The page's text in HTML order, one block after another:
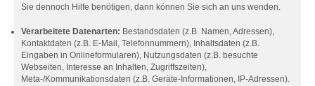
Sie dennoch Hilfe benötigen, dann können Sie sich an uns wenden.
Verarbeitete Datenarten: Bestandsdaten (z.B. Namen, Adressen),
Kontaktdaten (z.B. E-Mail, Telefonnummern), Inhaltsdaten (z.B.
Eingaben in Onlineformularen), Nutzungsdaten (z.B. besuchte
Webseiten, Interesse an Inhalten, Zugriffszeiten),
Meta-/Kommunikationsdaten (z.B. Geräte-Informationen, IP-Adressen).